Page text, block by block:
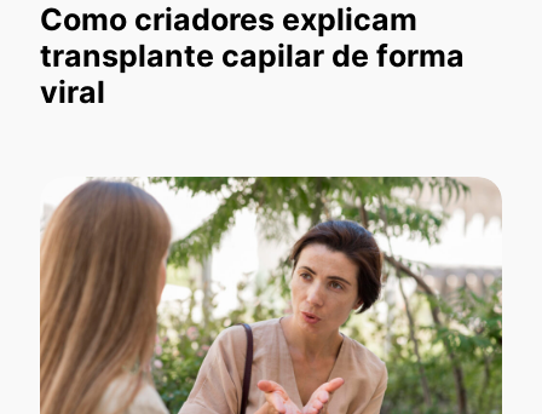
Como criadores explicam
transplante capilar de forma
viral